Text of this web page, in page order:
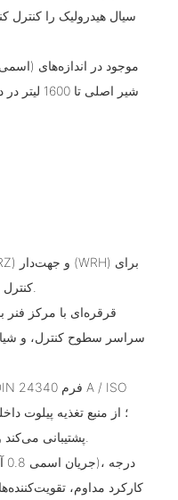
سیال هیدرولیک را کنترل
کنترل روان و متغیر موقعیت و جریان اسپول.
سراسر سطوح کنترل، و
پشتیبانی می‌کند و دارای اپراتور دستی اضطراری است.